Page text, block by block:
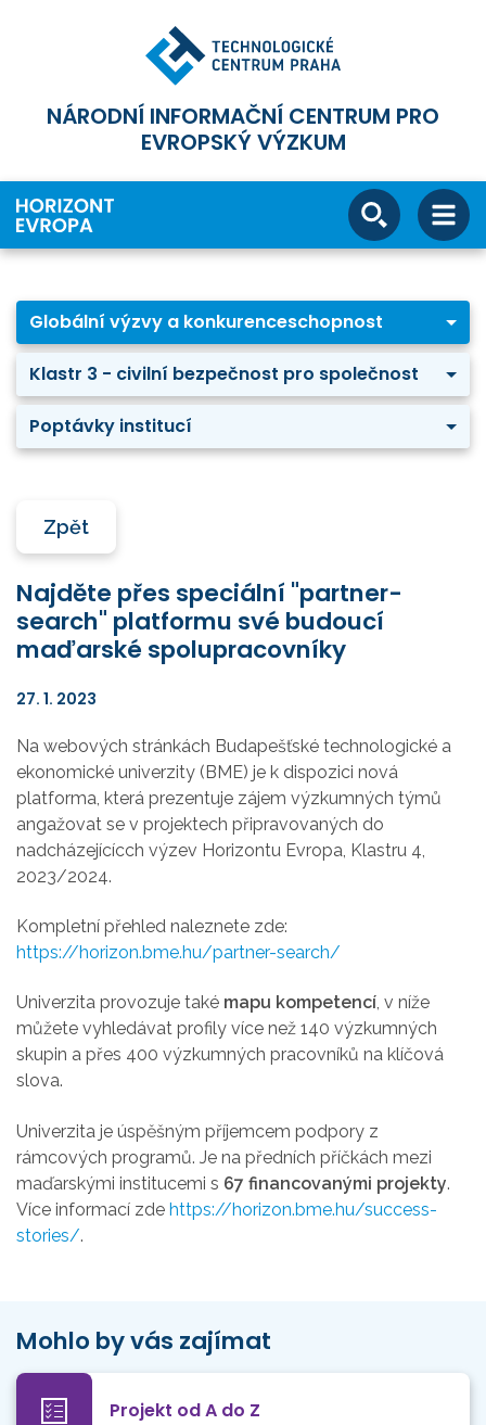
NÁRODNÍ INFORMAČNÍ CENTRUM PRO
EVROPSKÝ VÝZKUM
Globální výzvy a konkurenceschopnost
Klastr 3 - civilní bezpečnost pro společnost
Poptávky institucí
Zpět
Najděte přes speciální "partner-
search" platformu své budoucí
maďarské spolupracovníky
27. 1. 2023
Na webových stránkách Budapešťské technologické a
ekonomické univerzity (BME) je k dispozici nová
platforma, která prezentuje zájem výzkumných týmů
angažovat se v projektech připravovaných do
nadcházejícícch výzev Horizontu Evropa, Klastru 4,
2023/2024.
Kompletní přehled naleznete zde:
https://horizon.bme.hu/partner-search/
Univerzita provozuje také mapu kompetencí, v níže
můžete vyhledávat profily více než 140 výzkumných
skupin a přes 400 výzkumných pracovníků na klíčová
slova.
Univerzita je úspěšným příjemcem podpory z
rámcových programů. Je na předních příčkách mezi
maďarskými institucemi s 67 financovanými projekty.
Více informací zde https://horizon.bme.hu/success-
stories/.
Mohlo by vás zajímat
Projekt od A do Z